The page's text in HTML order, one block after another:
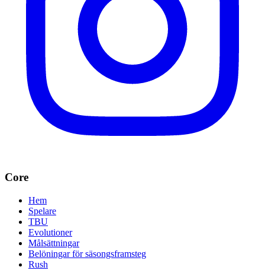
Core
Hem
Spelare
TBU
Evolutioner
Målsättningar
Belöningar för säsongsframsteg
Rush